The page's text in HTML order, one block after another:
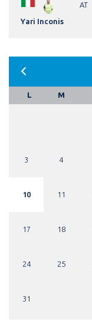
Yari Inconis
AT
L M
3 4
10 11
17 18
24 25
31